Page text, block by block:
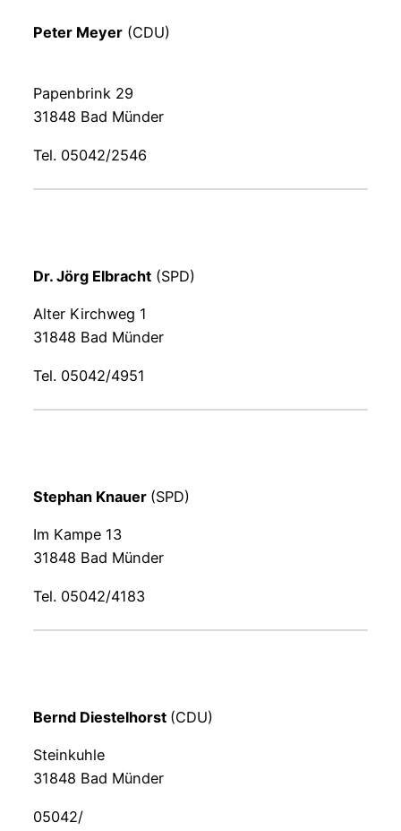
Peter Meyer(CDU)
Papenbrink 29
31848 Bad Münder
Tel. 05042/2546
Dr. Jörg Elbracht(SPD)
Alter Kirchweg 1
31848 Bad Münder
Tel. 05042/4951
Stephan Knauer (SPD)
Im Kampe 13
31848 Bad Münder
Tel. 05042/4183
Bernd Diestelhorst (CDU)
Steinkuhle
31848 Bad Münder
05042/